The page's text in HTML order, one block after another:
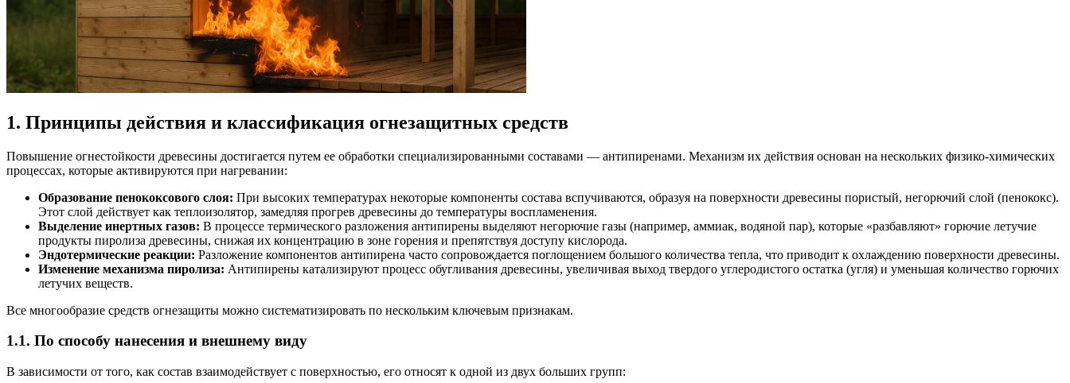
1. Принципы действия и классификация огнезащитных средств
Повышение огнестойкости древесины достигается путем ее обработки специализированными составами — антипиренами. Механизм их действия основан на нескольких физико-химических
процессах, которые активируются при нагревании:
Образование пенококсового слоя: При высоких температурах некоторые компоненты состава вспучиваются, образуя на поверхности древесины пористый, негорючий слой (пенококс).
Этот слой действует как теплоизолятор, замедляя прогрев древесины до температуры воспламенения.
Выделение инертных газов: В процессе термического разложения антипирены выделяют негорючие газы (например, аммиак, водяной пар), которые «разбавляют» горючие летучие
продукты пиролиза древесины, снижая их концентрацию в зоне горения и препятствуя доступу кислорода.
Эндотермические реакции: Разложение компонентов антипирена часто сопровождается поглощением большого количества тепла, что приводит к охлаждению поверхности древесины.
Изменение механизма пиролиза: Антипирены катализируют процесс обугливания древесины, увеличивая выход твердого углеродистого остатка (угля) и уменьшая количество горючих
летучих веществ.
Все многообразие средств огнезащиты можно систематизировать по нескольким ключевым признакам.
1.1. По способу нанесения и внешнему виду
В зависимости от того, как состав взаимодействует с поверхностью, его относят к одной из двух больших групп: